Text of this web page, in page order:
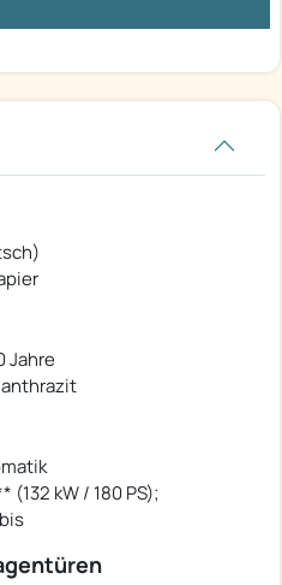
Jahre
anthrazit
(132 kW / 180 PS);